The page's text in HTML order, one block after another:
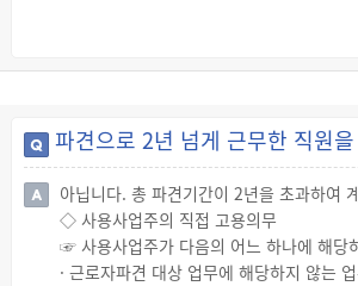
· 출산·질병·부상 등 그 사유가 객관적으
◇ 예외적 파견기간 연장 허용
☞ 파견사업주, 사용사업주, 파견근로자
· 이 경우 1회를 연장할 때에는 그 연장기
파견으로 2년 넘게 근무한 직원
아닙니다. 총 파견기간이 2년을 초과하여
◇ 사용사업주의 직접 고용의무
☞ 사용사업주가 다음의 어느 하나에 해당
· 근로자파견 대상 업무에 해당하지 않는